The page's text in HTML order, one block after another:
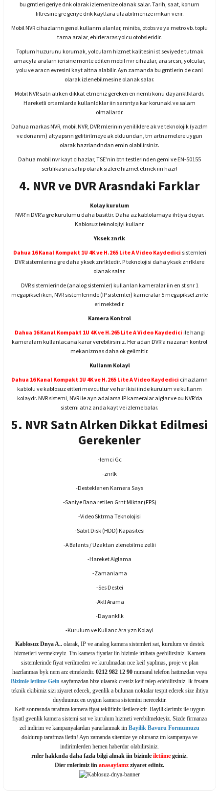
bu grntleri geriye dnk olarak izlemenize olanak salar. Tarih, saat, konum
filtresine gre geriye dnk kaytlara ulaabilmenize imkan verir.
Mobil NVR cihazlarnn genel kullanm alanlar, minibs, otobs ve ya metro vb. toplu
tama aralar, ehirleraras yolcu otobsleridir.
Toplum huzurunu korumak, yolcularn hizmet kalitesini st seviyede tutmak
amacyla aralarn ierisine monte edilen mobil nvr cihazlar, ara srcsn, yolcular,
yolu ve aracn evresini kayt altna alabilir. Ayn zamanda bu grntlerin de canl
olarak izlenebilmesine olanak salar.
Mobil NVR satn alrken dikkat etmeniz gereken en nemli konu dayankllklardr.
Hareketli ortamlarda kullanldklar iin sarsntya kar korunakl ve salam
olmallardr.
Dahua markas NVR, mobil NVR, DVR rnlerinin yeniliklere ak ve teknolojik (yazlm
ve donanm) altyapsnn gelitirilmeye ak olduundan, tm artnamelere uygun
olarak hazrlandndan emin olabilirsiniz.
Dahua mobil nvr kayt cihazlar, TSE’nin btn testlerinden gemi ve EN-50155
sertifikasna sahip olarak sizlere hizmet etmek iin hazr!
4. NVR ve DVR Arasndaki Farklar
Kolay kurulum
NVR’n DVR’a gre kurulumu daha basittir. Daha az kablolamaya ihtiya duyar.
Kablosuz teknolojiyi kullanr.
Yksek znrlk
Dahua 16 Kanal Kompakt 1U 4K ve H.265 Lite A Video Kaydedici sistemleri
DVR sistemlerine gre daha yksek znrlktedir. P teknolojisi daha yksek znrlklere
olanak salar.
DVR sistemlerinde (analog sistemler) kullanlan kameralar iin en st snr 1
megapiksel iken, NVR sistemlerinde (IP sistemler) kameralar 5 megapiksel znrle
erimektedir.
Kamera Kontrol
Dahua 16 Kanal Kompakt 1U 4K ve H.265 Lite A Video Kaydedici ile hangi
kameralarn kullanlacana karar verebilirsiniz. Her adan DVR’a nazaran kontrol
mekanizmas daha ok gelimitir.
Kullanm Kolayl
Dahua 16 Kanal Kompakt 1U 4K ve H.265 Lite A Video Kaydedici cihazlarnn
kablolu ve kablosuz eitleri mevcuttur ve her ikisi iinde kurulum ve kullanm
kolaydr. NVR sistemi, NVR ile ayn adalarsa IP kameralar alglar ve ou NVR’da
sistemi atnz anda kayt ve izleme balar.
5. NVR Satn Alrken Dikkat Edilmesi
Gerekenler
-lemci Gc
-znrlk
-Desteklenen Kamera Says
-Saniye Bana retilen Grnt Miktar (FPS)
-Video Sktrma Teknolojisi
-Sabit Disk (HDD) Kapasitesi
-A Balants / Uzaktan zlenebilme zellii
-Hareket Alglama
-Zamanlama
-Ses Destei
-Akll Arama
-Dayankllk
-Kurulum ve Kullanc Ara yzn Kolayl
Kablosuz Dnya A..olarak, IP ve analog kamera sistemleri sat, kurulum ve destek
hizmetleri vermekteyiz. Tm kamera fiyatlar iin bizimle irtibata geebilirsiniz. Kamera
sistemlerinde fiyat verilmeden ve kurulmadan nce keif yaplmas, proje ve plan
hazrlanmas byk nem arz etmektedir. 0212 982 12 90 numaral telefon hattmzdan veya
Bizimle letiime Gein sayfamzdan bize ulaarak cretsiz keif talep edebilirsiniz. lk frsatta
teknik ekibimiz sizi ziyaret edecek, gvenlik a bulunan noktalar tespit ederek size ihtiya
duyduunuz en uygun kamera sistemini nerecektir.
Keif sonrasnda tarafnza kamera fiyat teklifiniz iletilecektir. Bayiliklerimiz ile uygun
fiyatl gvenlik kamera sistemi sat ve kurulum hizmeti verebilmekteyiz. Sizde firmanza
zel indirim ve kampanyalardan yararlanmak iin Bayilik Bavuru Formumuzu
doldurup tarafmza iletin! Ayn zamanda sitemize ye olursanz tm kampanya ve
indirimlerden hemen haberdar olabilirsiniz.
rnler hakknda daha fazla bilgi almak iin bizimle iletiime geiniz.
Dier rnlerimiz iin anasayfamz ziyaret ediniz.